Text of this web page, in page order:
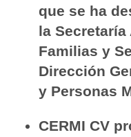
que se ha
la
Familias y
Dirección
y Personas
CERMI CV